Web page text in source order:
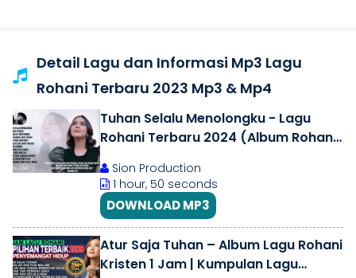
Detail Lagu dan Informasi Mp3 Lagu
Rohani Terbaru 2023 Mp3 & Mp4
Tuhan Selalu Menolongku - Lagu
Rohani Terbaru 2024 (Album Rohani
Sion Production
1 hour, 50 seconds
DOWNLOAD MP3
Atur Saja Tuhan – Album Lagu Rohani
Kristen 1 Jam | Kumpulan Lagu